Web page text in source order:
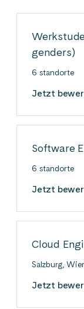
genders)
6 standorte
Jetzt
Software
6 standorte
Jetzt
Cloud
Salzburg,
Jetzt